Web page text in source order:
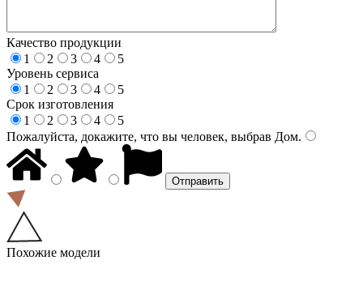
Качество продукции
1
2 3 4
5
Уровень сервиса
1
2 3 4
5
Срок изготовления
1
2 3 4
5
Пожалуйста, докажите, что вы человек, выбрав Дом.
Похожие модели